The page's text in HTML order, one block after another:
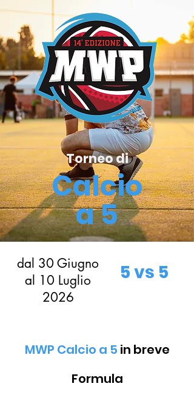
Torneo di
Calcio
a 5
dal 30 Giugno
al 10 Luglio
2026
5 vs 5
MWP Calcio a 5 in breve
Formula